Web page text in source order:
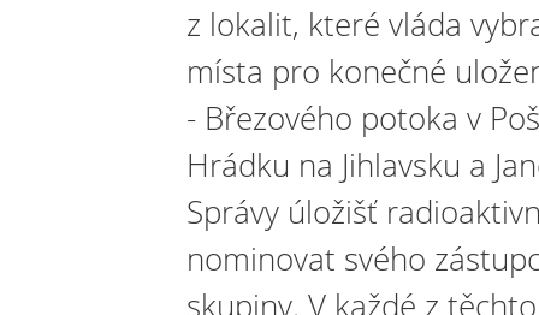
z lokalit, které vláda
místa pro konečné
- Březového potoka v
Hrádku na Jihlavsku a
Správy úložišť
nominovat svého
skupiny. V každé z